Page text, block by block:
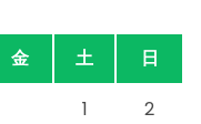
金 土
日
1
2